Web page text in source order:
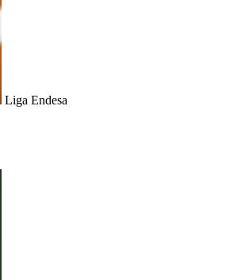
Liga Endesa